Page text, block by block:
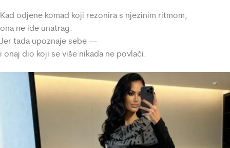
Kad odjene komad koji rezonira s njezinim ritmom,
ona ne ide unatrag.
Jer tada upoznaje sebe —
i onaj dio koji se više nikada ne povlači.